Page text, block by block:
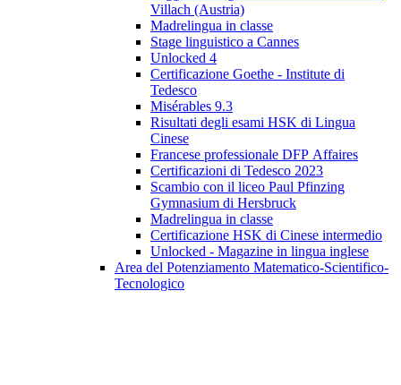
Villach (Austria)
Madrelingua in classe
Stage linguistico a Cannes
Unlocked 4
Certificazione Goethe - Institute di
Tedesco
Misérables 9.3
Risultati degli esami HSK di Lingua
Cinese
Francese professionale DFP Affaires
Certificazioni di Tedesco 2023
Scambio con il liceo Paul Pfinzing
Gymnasium di Hersbruck
Madrelingua in classe
Certificazione HSK di Cinese intermedio
Unlocked - Magazine in lingua inglese
Area del Potenziamento Matematico-Scientifico-
Tecnologico